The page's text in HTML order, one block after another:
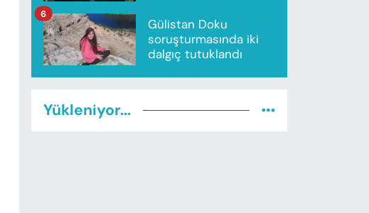
Gülistan Doku
soruşturmasında iki
dalgıç tutuklandı
6
Yükleniyor...